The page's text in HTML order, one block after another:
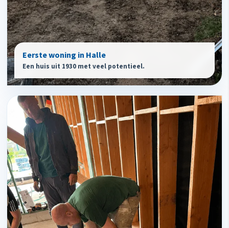
Eerste woning in Halle
Een huis uit 1930 met veel potentieel.